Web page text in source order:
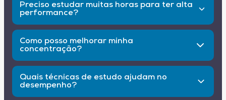
Preciso estudar muitas horas para ter alta
performance?
Não. O mais importante é a regularidade.
Estudar um pouco todos os dias gera mais
resultado do que sessões longas e raras.
Como posso melhorar minha
concentração?
Crie um ambiente sem distrações, desligue
notificações, use fones e organize seus
materiais antes de começar.
Quais técnicas de estudo ajudam no
desempenho?